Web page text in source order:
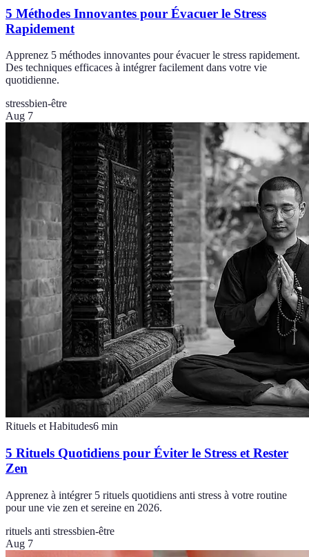
5 Méthodes Innovantes pour Évacuer le Stress
Rapidement
Apprenez 5 méthodes innovantes pour évacuer le stress rapidement.
Des techniques efficaces à intégrer facilement dans votre vie
quotidienne.
stressbien-être
Aug 7
Rituels et Habitudes6 min
5 Rituels Quotidiens pour Éviter le Stress et Rester
Zen
Apprenez à intégrer 5 rituels quotidiens anti stress à votre routine
pour une vie zen et sereine en 2026.
rituels anti stressbien-être
Aug 7